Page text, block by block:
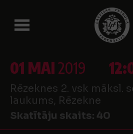
01 MAI2019
Rēzeknes 2. vsk māksl.
laukums, Rēzekne
Skatītāju skaits: 40